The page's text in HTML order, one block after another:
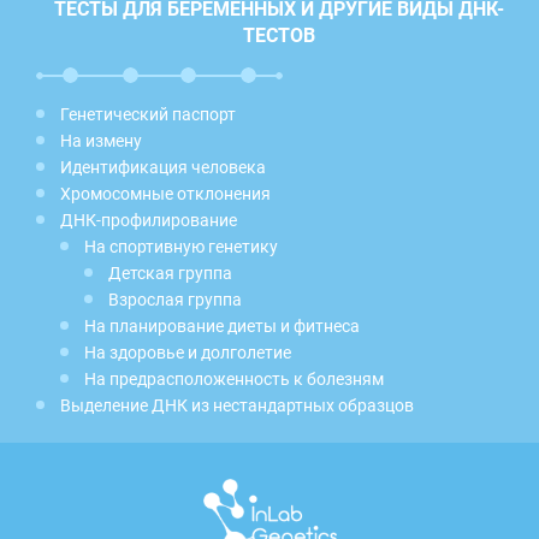
ТЕСТЫ ДЛЯ БЕРЕМЕННЫХ И ДРУГИЕ ВИДЫ ДНК-
ТЕСТОВ
Генетический паспорт
На измену
Идентификация человека
Хромосомные отклонения
ДНК-профилирование
На спортивную генетику
Детская группа
Взрослая группа
На планирование диеты и фитнеса
На здоровье и долголетие
На предрасположенность к болезням
Выделение ДНК из нестандартных образцов